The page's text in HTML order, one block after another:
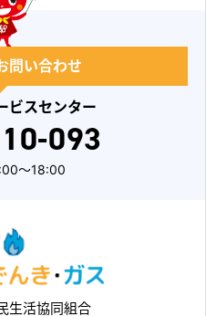
問い合わせ
ビスセンター
093
～18:00
生活協同組合